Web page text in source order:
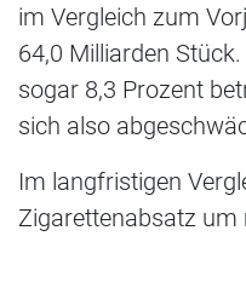
im Vergleich zum
64,0 Milliarden
sogar 8,3 Prozent
sich also
Im langfristigen
Zigarettenabsatz um